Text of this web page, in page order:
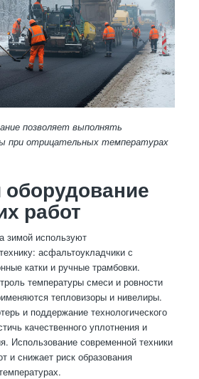
позволяет выполнять
при отрицательных температурах
оборудование
работ
зимой используют
асфальтоукладчики с
катки и ручные трамбовки.
температуры смеси и ровности
тепловизоры и нивелиры.
и поддержание технологического
качественного уплотнения и
Использование современной техники
и снижает риск образования